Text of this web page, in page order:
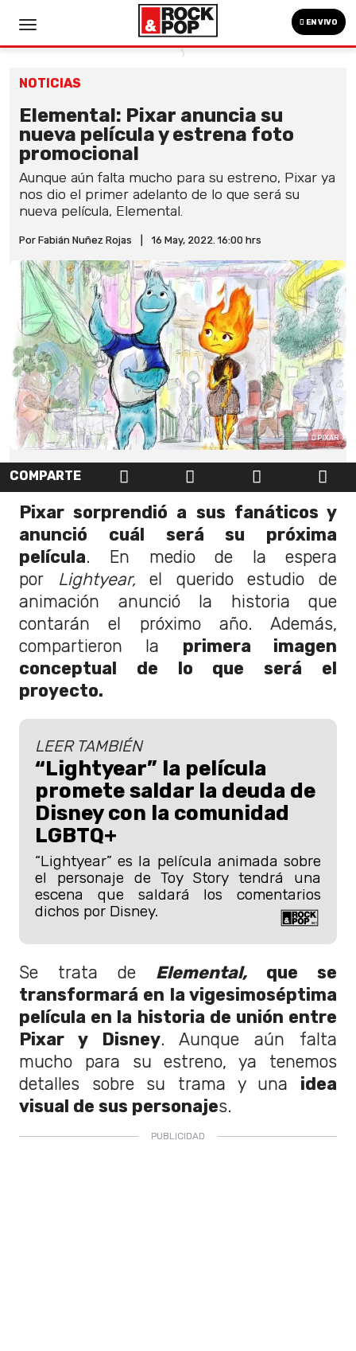
EN VIVO
NOTICIAS
Elemental: Pixar anuncia su
nueva película y estrena foto
promocional
Aunque aún falta mucho para su estreno, Pixar ya
nos dio el primer adelanto de lo que será su
nueva película, Elemental.
Por Fabián Nuñez Rojas 16 May, 2022. 16:00 hrs
PIXAR
COMPARTE
Pixar sorprendió a sus fanáticos y
anunció cuál será su próxima
película. En medio de la espera
por Lightyear,el querido estudio de
animación anunció la historia que
contarán el próximo año. Además,
compartieron la primera imagen
conceptual de lo que será el
proyecto.
LEER TAMBIÉN
“Lightyear” la película
promete saldar la deuda de
Disney con la comunidad
LGBTQ+
“Lightyear” es la película animada sobre
el personaje de Toy Story tendrá una
escena que saldará los comentarios
dichos por Disney.
Se trata de Elemental, que se
transformará en la vigesimoséptima
película en la historia de unión entre
Pixar y Disney. Aunque aún falta
mucho para su estreno, ya tenemos
detalles sobre su trama y una idea
visual de sus personajes.